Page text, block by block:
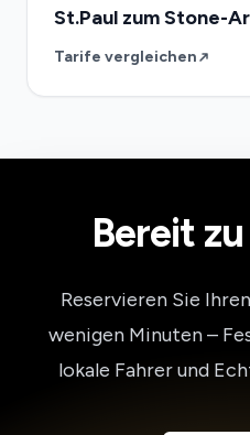
St.Paul zum Stone-
Tarife vergleichen
Bereit
Reservieren Sie
wenigen Minuten –
lokale Fahrer und